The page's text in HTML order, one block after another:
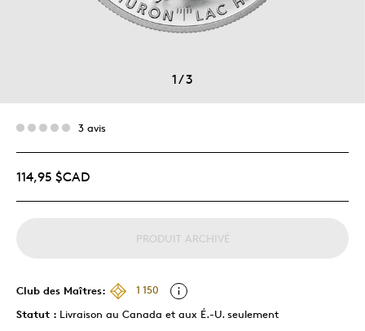
1/3
3 avis
114,95 $CAD
PRODUIT ARCHIVÉ
Club des Maîtres:
1 150
Statut : Livraison au Canada et aux É.-U. seulement